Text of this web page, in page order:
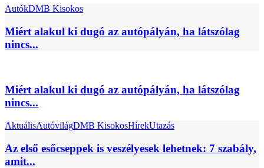
AutókDMB Kisokos
Miért alakul ki dugó az autópályán, ha látszólag
nincs...
Miért alakul ki dugó az autópályán, ha látszólag
nincs...
AktuálisAutóvilágDMB KisokosHírekUtazás
Az első esőcseppek is veszélyesek lehetnek: 7 szabály,
amit...